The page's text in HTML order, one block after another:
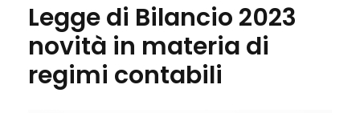
Legge di Bilancio 2023
novità in materia di
regimi contabili